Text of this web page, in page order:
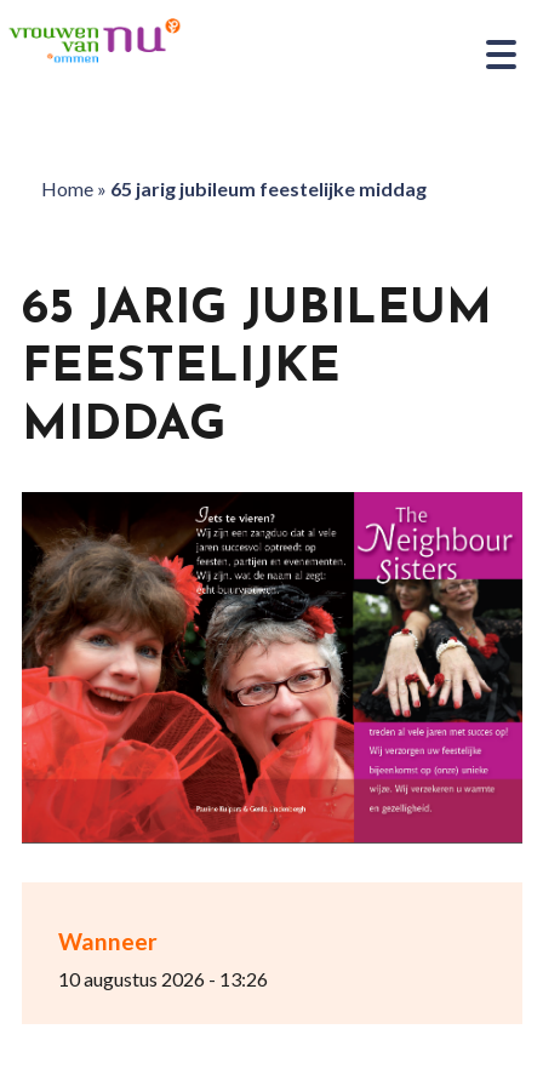
Home» 65 jarig jubileum feestelijke middag
Wanneer
10 augustus 2026 - 13:26
65 JARIG JUBILEUM
FEESTELIJKE
MIDDAG